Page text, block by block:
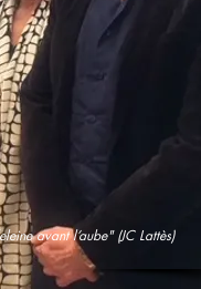
avant l’aube" (JC Lattès)